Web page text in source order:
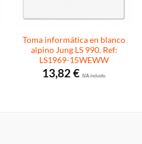
Toma informática en blanco
alpino Jung LS 990. Ref:
LS1969-15WEWW
13,82 € I.V.A. incluido.